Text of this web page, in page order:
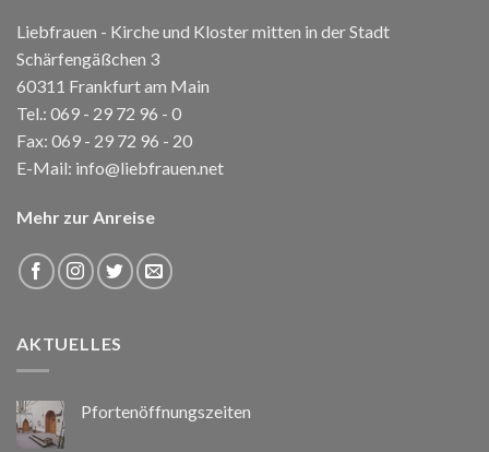
Liebfrauen - Kirche und Kloster mitten in der Stadt
Schärfengäßchen 3
60311 Frankfurt am Main
Tel.: 069 - 29 72 96 - 0
Fax: 069 - 29 72 96 - 20
E-Mail: info@liebfrauen.net
Mehr zur Anreise
AKTUELLES
Pfortenöffnungszeiten